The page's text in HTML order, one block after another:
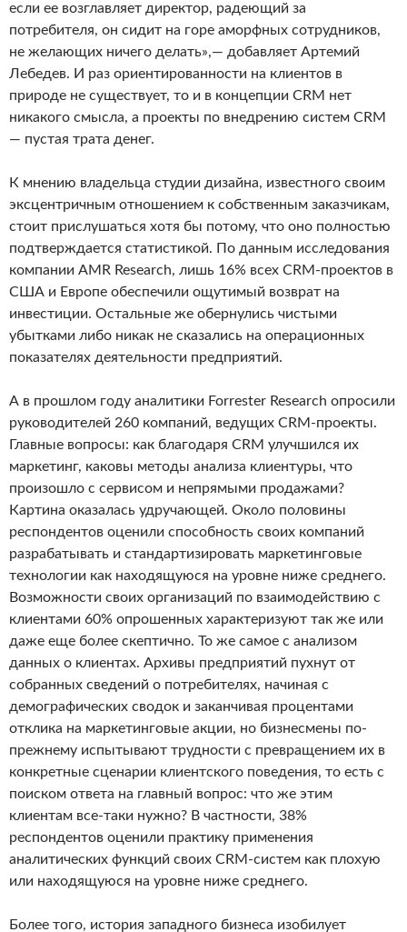
если ее возглавляет директор, радеющий за
потребителя, он сидит на горе аморфных сотрудников,
не желающих ничего делать»,— добавляет Артемий
Лебедев. И раз ориентированности на клиентов в
природе не существует, то и в концепции CRM нет
никакого смысла, а проекты по внедрению систем CRM
— пустая трата денег.
К мнению владельца студии дизайна, известного своим
эксцентричным отношением к собственным заказчикам,
стоит прислушаться хотя бы потому, что оно полностью
подтверждается статистикой. По данным исследования
компании AMR Research, лишь 16% всех CRM-проектов в
США и Европе обеспечили ощутимый возврат на
инвестиции. Остальные же обернулись чистыми
убытками либо никак не сказались на операционных
показателях деятельности предприятий.
А в прошлом году аналитики Forrester Research опросили
руководителей 260 компаний, ведущих CRM-проекты.
Главные вопросы: как благодаря CRM улучшился их
маркетинг, каковы методы анализа клиентуры, что
произошло с сервисом и непрямыми продажами?
Картина оказалась удручающей. Около половины
респондентов оценили способность своих компаний
разрабатывать и стандартизировать маркетинговые
технологии как находящуюся на уровне ниже среднего.
Возможности своих организаций по взаимодействию с
клиентами 60% опрошенных характеризуют так же или
даже еще более скептично. То же самое с анализом
данных о клиентах. Архивы предприятий пухнут от
собранных сведений о потребителях, начиная с
демографических сводок и заканчивая процентами
отклика на маркетинговые акции, но бизнесмены по-
прежнему испытывают трудности с превращением их в
конкретные сценарии клиентского поведения, то есть с
поиском ответа на главный вопрос: что же этим
клиентам все-таки нужно? В частности, 38%
респондентов оценили практику применения
аналитических функций своих CRM-систем как плохую
или находящуюся на уровне ниже среднего.
Более того, история западного бизнеса изобилует